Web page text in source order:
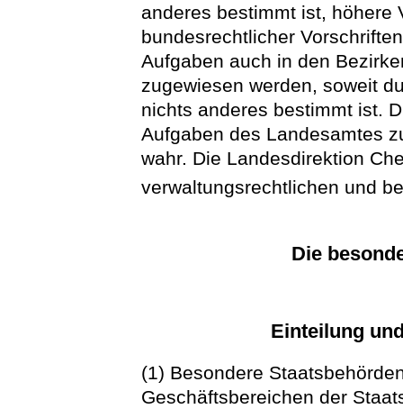
anderes bestimmt ist, höhere
bundesrechtlicher
Aufgaben auch in den
zugewiesen werden, soweit
nichts anderes bestimmt ist.
Aufgaben des Landesamtes
wahr. Die Landesdirektion
verwaltungsrechtlichen und
Die
Einteilung
(1) Besondere
Geschäftsbereichen der